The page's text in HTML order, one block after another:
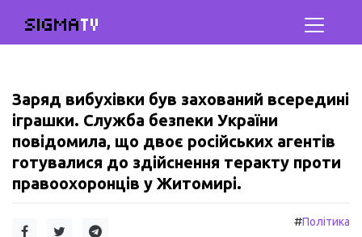
SIGMATV
Заряд вибухівки був захований всередині
іграшки. Служба безпеки України
повідомила, що двоє російських агентів
готувалися до здійснення теракту проти
правоохоронців у Житомирі.
#Політика